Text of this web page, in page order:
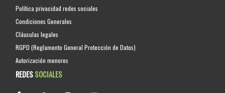
Política privacidad redes sociales
Condiciones Generales
Cláusulas legales
RGPD (Reglamento General Protección de Datos)
Autorización menores
REDESSOCIALES